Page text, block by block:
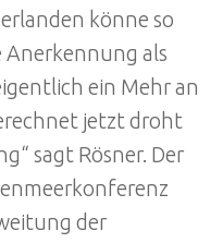
könne so
Anerkennung als
ein Mehr an
jetzt droht
sagt Rösner. Der
der